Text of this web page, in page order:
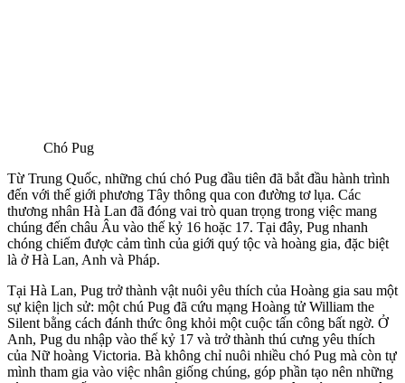
Chó Pug
Từ Trung Quốc, những chú chó Pug đầu tiên đã bắt đầu hành trình
đến với thế giới phương Tây thông qua con đường tơ lụa. Các
thương nhân Hà Lan đã đóng vai trò quan trọng trong việc mang
chúng đến châu Âu vào thế kỷ 16 hoặc 17. Tại đây, Pug nhanh
chóng chiếm được cảm tình của giới quý tộc và hoàng gia, đặc biệt
là ở Hà Lan, Anh và Pháp.
Tại Hà Lan, Pug trở thành vật nuôi yêu thích của Hoàng gia sau một
sự kiện lịch sử: một chú Pug đã cứu mạng Hoàng tử William the
Silent bằng cách đánh thức ông khỏi một cuộc tấn công bất ngờ. Ở
Anh, Pug du nhập vào thế kỷ 17 và trở thành thú cưng yêu thích
của Nữ hoàng Victoria. Bà không chỉ nuôi nhiều chó Pug mà còn tự
mình tham gia vào việc nhân giống chúng, góp phần tạo nên những